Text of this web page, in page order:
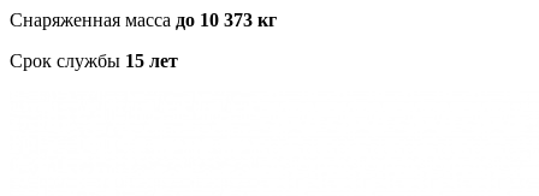
Снаряженная масса до 10 373 кг
Срок службы 15 лет